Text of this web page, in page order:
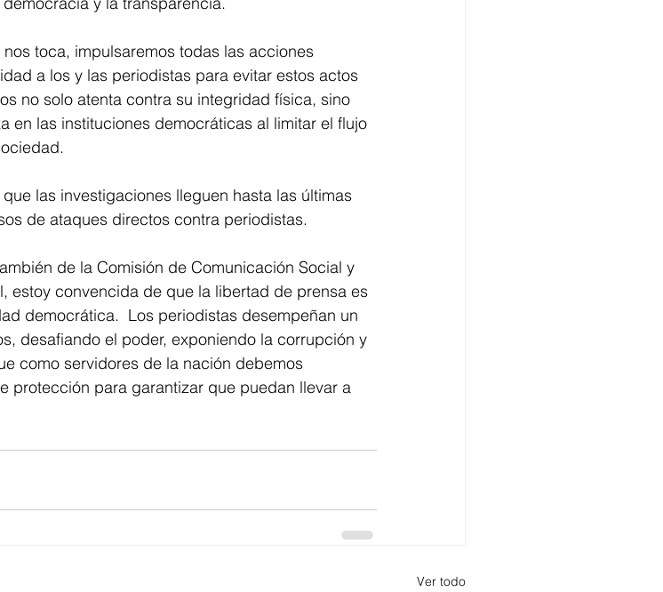
toca, impulsaremos todas las acciones
a los y las periodistas para evitar estos actos
no solo atenta contra su integridad física, sino
en las instituciones democráticas al limitar el flujo
las investigaciones lleguen hasta las últimas
de ataques directos contra periodistas.
de la Comisión de Comunicación Social y
estoy convencida de que la libertad de prensa es
democrática.  Los periodistas desempeñan un
desafiando el poder, exponiendo la corrupción y
como servidores de la nación debemos
protección para garantizar que puedan llevar a
Ver todo